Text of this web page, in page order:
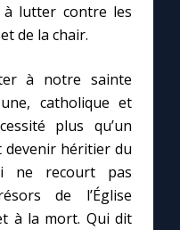
à lutter contre les
de la chair.
à notre sainte
catholique et
plus qu’un
devenir héritier du
ne recourt pas
de l’Église
à la mort. Qui dit